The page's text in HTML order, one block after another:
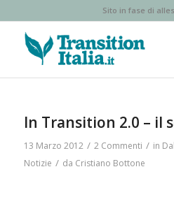
Sito in fase di
In Transition 2.0 – il
13 Marzo 2012 / 2 Commenti / in
Notizie / da Cristiano Bottone